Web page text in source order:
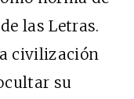
las Letras.
civilización
su